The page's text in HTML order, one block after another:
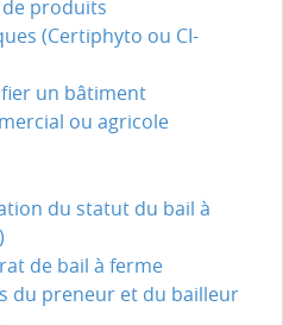
produits
(Certiphyto ou CI-
un bâtiment
ou agricole
du statut du bail à
de bail à ferme
du preneur et du bailleur